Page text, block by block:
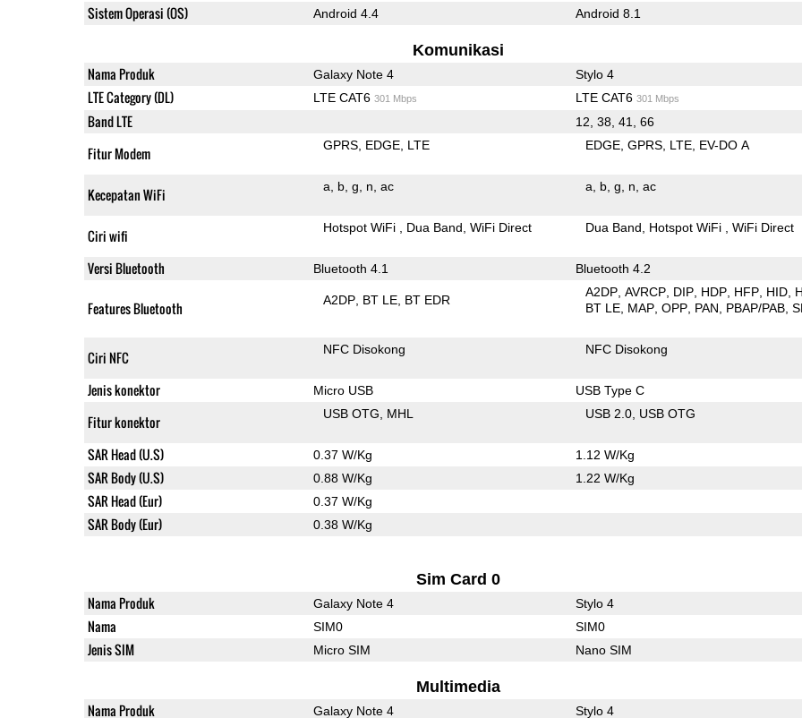
Sistem Operasi (OS) Android 4.4 Android 8.1
Komunikasi
Nama Produk Galaxy Note 4 Stylo 4
LTE Category (DL) LTE CAT6 301 Mbps LTE CAT6 301 Mbps
Band LTE 12, 38, 41, 66
Fitur Modem GPRS EDGE LTE EDGE GPRS LTE EV-DO A
Kecepatan WiFi a b g n ac a b g n ac
Ciri wifi Hotspot WiFi Dua Band WiFi Direct Dua Band Hotspot WiFi WiFi Direct
Versi Bluetooth Bluetooth 4.1 Bluetooth 4.2
Features Bluetooth A2DP BT LE BT EDR
A2DP AVRCP DIP HDP HFP HID
BT LE MAP OPP PAN PBAP/PAB
Ciri NFC NFC Disokong NFC Disokong
Jenis konektor Micro USB USB Type C
Fitur konektor USB OTG MHL USB 2.0 USB OTG
SAR Head (U.S) 0.37 W/Kg 1.12 W/Kg
SAR Body (U.S) 0.88 W/Kg 1.22 W/Kg
SAR Head (Eur) 0.37 W/Kg
SAR Body (Eur) 0.38 W/Kg
Sim Card 0
Nama Produk Galaxy Note 4 Stylo 4
Nama SIM0 SIM0
Jenis SIM Micro SIM Nano SIM
Multimedia
Nama Produk Galaxy Note 4 Stylo 4